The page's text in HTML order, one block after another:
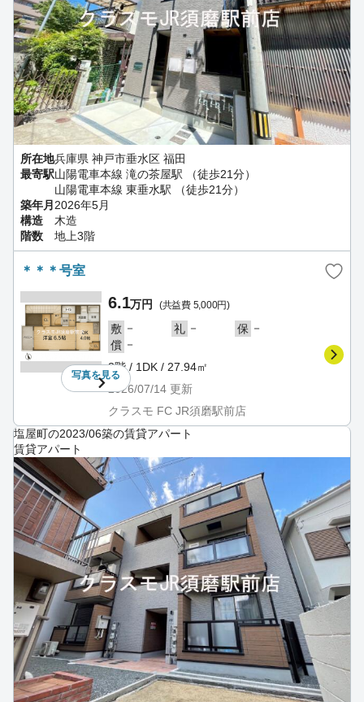
所在地兵庫県 神戸市垂水区 福田
最寄駅山陽電車本線 滝の茶屋駅 （徒歩21分）
山陽電車本線 東垂水駅 （徒歩21分）
築年月2026年5月
構造
木造
階数
地上3階
＊＊＊号室
写真を見る
6.1万円 (共益費 5,000円)
敷 － 礼 － 保 －
償 －
3階 / 1DK / 27.94㎡
2026/07/14 更新
クラスモ FC JR須磨駅前店
塩屋町の2023/06築の賃貸アパート
賃貸アパート